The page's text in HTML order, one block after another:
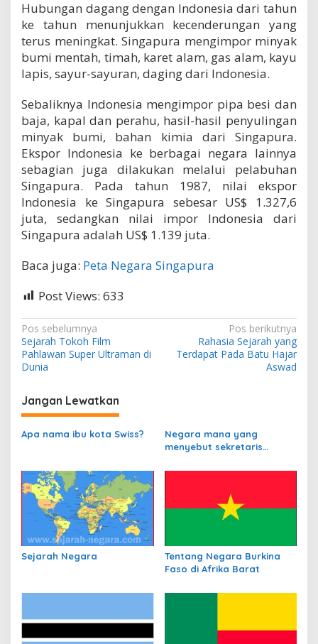
Hubungan dagang dengan Indonesia dari tahun
ke tahun menunjukkan kecenderungan yang
terus meningkat. Singapura mengimpor minyak
bumi mentah, timah, karet alam, gas alam, kayu
lapis, sayur-sayuran, daging dari Indonesia.
Sebaliknya Indonesia mengimpor pipa besi dan
baja, kapal dan perahu, hasil-hasil penyulingan
minyak bumi, bahan kimia dari Singapura.
Ekspor Indonesia ke berbagai negara lainnya
sebagian juga dilakukan melalui pelabuhan
Singapura. Pada tahun 1987, nilai ekspor
Indonesia ke Singapura sebesar US$ 1.327,6
juta, sedangkan nilai impor Indonesia dari
Singapura adalah US$ 1.139 juta.
Baca juga: Peta Negara Singapura
Post Views: 633
N
a
v
i
g
a
i
p
Pos sebelumnya
Sejarah Tokoh Film
Pahlawan Super Ultraman di
Dunia
Pos berikutnya
Rahasia Sejarah yang
Terdapat Pada Batu Hajar
Aswad
Jangan Lewatkan
Apa nama ibu kota Swiss?
Negara mana yang
menyebut sekretaris
perbendaharaannya
Sejarah Negara
Tentang Negara Burkina
Faso di Afrika Barat